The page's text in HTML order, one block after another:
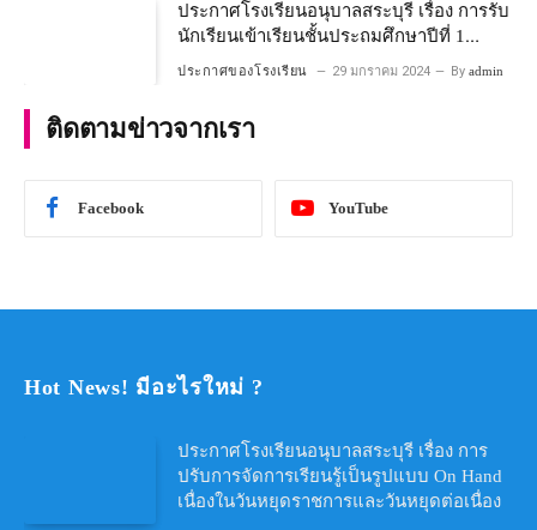
ประกาศโรงเรียนอนุบาลสระบุรี เรื่อง การรับ
นักเรียนเข้าเรียนชั้นประถมศึกษาปีที่ 1
โครงการห้องเรียนพิเศษ วิทยาศาสตร์ และ
ประกาศของโรงเรียน 29 มกราคม 2024 By admin
ติดตามข่าวจากเรา
Facebook YouTube
Hot News! มีอะไรใหม่ ?
ประกาศโรงเรียนอนุบาลสระบุรี เรื่อง การ
ปรับการจัดการเรียนรู้เป็นรูปแบบ On Hand
เนื่องในวันหยุดราชการและวันหยุดต่อเนื่อง